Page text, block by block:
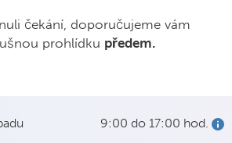
čekání, doporučujeme vám
prohlídku předem.
9:00 do 17:00 hod.